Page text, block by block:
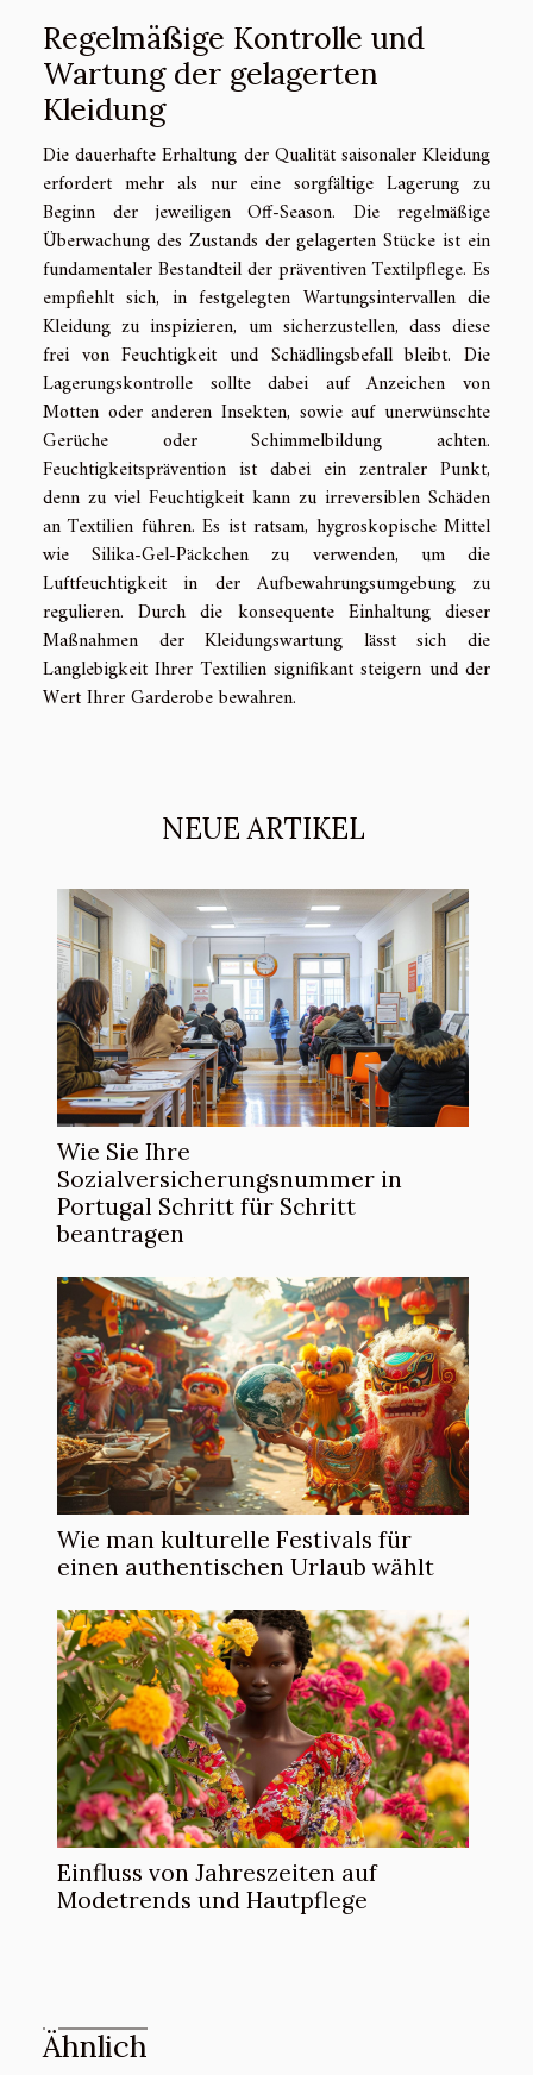
Regelmäßige Kontrolle und
Wartung der gelagerten
Kleidung
Die dauerhafte Erhaltung der Qualität saisonaler Kleidung
erfordert mehr als nur eine sorgfältige Lagerung zu
Beginn der jeweiligen Off-Season. Die regelmäßige
Überwachung des Zustands der gelagerten Stücke ist ein
fundamentaler Bestandteil der präventiven Textilpflege. Es
empfiehlt sich, in festgelegten Wartungsintervallen die
Kleidung zu inspizieren, um sicherzustellen, dass diese
frei von Feuchtigkeit und Schädlingsbefall bleibt. Die
Lagerungskontrolle sollte dabei auf Anzeichen von
Motten oder anderen Insekten, sowie auf unerwünschte
Gerüche oder Schimmelbildung achten.
Feuchtigkeitsprävention ist dabei ein zentraler Punkt,
denn zu viel Feuchtigkeit kann zu irreversiblen Schäden
an Textilien führen. Es ist ratsam, hygroskopische Mittel
wie Silika-Gel-Päckchen zu verwenden, um die
Luftfeuchtigkeit in der Aufbewahrungsumgebung zu
regulieren. Durch die konsequente Einhaltung dieser
Maßnahmen der Kleidungswartung lässt sich die
Langlebigkeit Ihrer Textilien signifikant steigern und der
Wert Ihrer Garderobe bewahren.
NEUE ARTIKEL
Wie Sie Ihre
Sozialversicherungsnummer in
Portugal Schritt für Schritt
beantragen
Wie man kulturelle Festivals für
einen authentischen Urlaub wählt
Einfluss von Jahreszeiten auf
Modetrends und Hautpflege
Ähnlich